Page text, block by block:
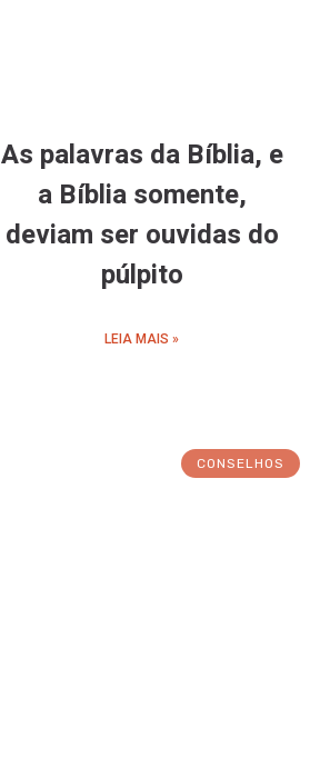
As palavras da Bíblia, e
a Bíblia somente,
deviam ser ouvidas do
púlpito
LEIA MAIS »
CONSELHOS